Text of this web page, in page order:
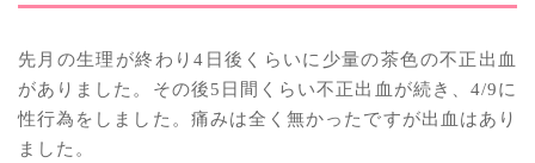
先月の生理が終わり4日後くらいに少量の茶色の不正出血
がありました。その後5日間くらい不正出血が続き、4/9に
性行為をしました。痛みは全く無かったですが出血はあり
ました。